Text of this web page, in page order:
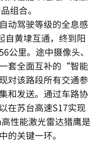
组合。
动驾驶等级的全息感
自黄埭互通，终到阳
公里。途中摄像头、
套全面互补的“智能
对该路段所有交通参
和发送。通过车路协
在苏台高速S17实现
性能激光雷达猎鹰是
关键一环。